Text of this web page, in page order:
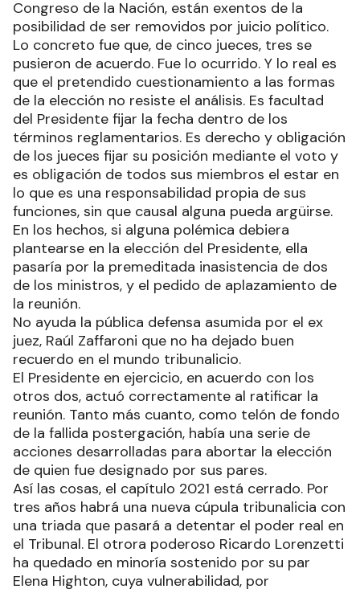
Congreso de la Nación, están exentos de la
posibilidad de ser removidos por juicio político.
Lo concreto fue que, de cinco jueces, tres se
pusieron de acuerdo. Fue lo ocurrido. Y lo real es
que el pretendido cuestionamiento a las formas
de la elección no resiste el análisis. Es facultad
del Presidente fijar la fecha dentro de los
términos reglamentarios. Es derecho y obligación
de los jueces fijar su posición mediante el voto y
es obligación de todos sus miembros el estar en
lo que es una responsabilidad propia de sus
funciones, sin que causal alguna pueda argüirse.
En los hechos, si alguna polémica debiera
plantearse en la elección del Presidente, ella
pasaría por la premeditada inasistencia de dos
de los ministros, y el pedido de aplazamiento de
la reunión.
No ayuda la pública defensa asumida por el ex
juez, Raúl Zaffaroni que no ha dejado buen
recuerdo en el mundo tribunalicio.
El Presidente en ejercicio, en acuerdo con los
otros dos, actuó correctamente al ratificar la
reunión. Tanto más cuanto, como telón de fondo
de la fallida postergación, había una serie de
acciones desarrolladas para abortar la elección
de quien fue designado por sus pares.
Así las cosas, el capítulo 2021 está cerrado. Por
tres años habrá una nueva cúpula tribunalicia con
una triada que pasará a detentar el poder real en
el Tribunal. El otrora poderoso Ricardo Lorenzetti
ha quedado en minoría sostenido por su par
Elena Highton, cuya vulnerabilidad, por